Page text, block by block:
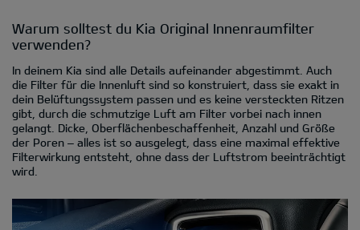
Warum solltest du Kia Original Innenraumfilter
verwenden?
In deinem Kia sind alle Details aufeinander abgestimmt. Auch
die Filter für die Innenluft sind so konstruiert, dass sie exakt in
dein Belüftungssystem passen und es keine versteckten Ritzen
gibt, durch die schmutzige Luft am Filter vorbei nach innen
gelangt. Dicke, Oberflächenbeschaffenheit, Anzahl und Größe
der Poren – alles ist so ausgelegt, dass eine maximal effektive
Filterwirkung entsteht, ohne dass der Luftstrom beeinträchtigt
wird.